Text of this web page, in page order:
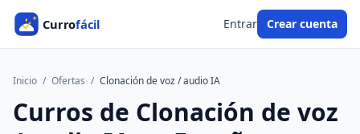
Entrar Crear cuenta
Inicio / Ofertas / Clonación de voz / audio IA
Curros de Clonación de voz